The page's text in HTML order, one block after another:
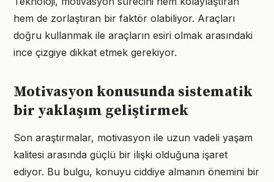
hem de zorlaştıran bir faktör olabiliyor. Araçları
doğru kullanmak ile araçların esiri olmak arasındaki
ince çizgiye dikkat etmek gerekiyor.
Motivasyon konusunda sistematik
bir yaklaşım geliştirmek
Son araştırmalar, motivasyon ile uzun vadeli yaşam
kalitesi arasında güçlü bir ilişki olduğuna işaret
ediyor. Bu bulgu, konuyu ciddiye almanın önemini bir